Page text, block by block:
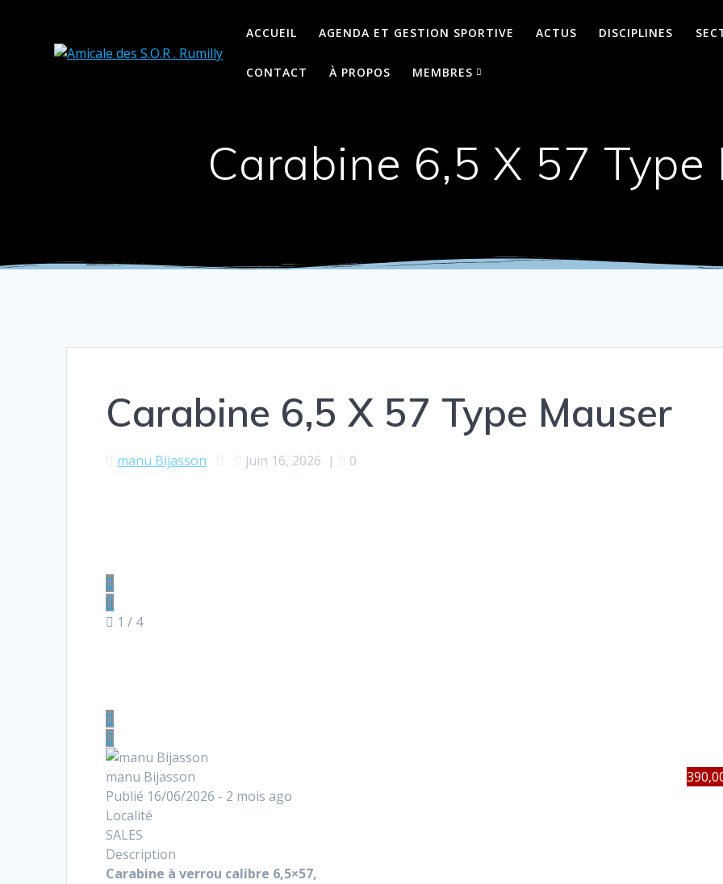
ACCUEIL AGENDA ET GESTION SPORTIVE ACTUS DISCIPLINES
CONTACT À PROPOS MEMBRES
Carabine 6,5 X 57 Type
Carabine 6,5 X 57 Type Mauser
manu Bijasson juin 16, 2026 | 0
1 / 4
manu Bijasson
Publié 16/06/2026 - 2 mois ago
Localité
SALES
Description
Carabine à verrou calibre 6,5×57,